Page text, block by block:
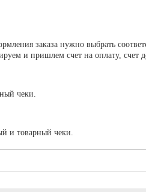
заказа нужно выбрать
и пришлем счет на оплату, счет
чеки.
и товарный чеки.